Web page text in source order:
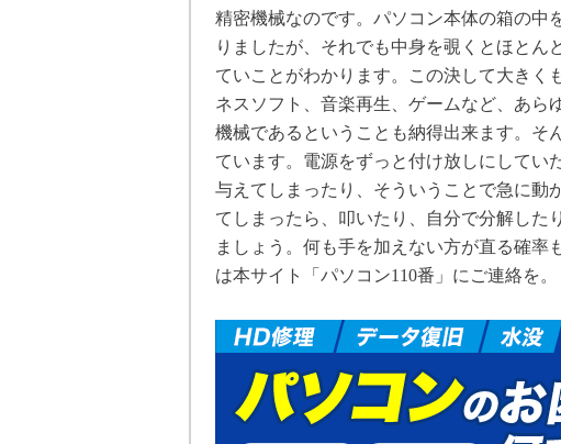
精密機械なのです。パソコン本体の箱の中
りましたが、それでも中身を覗くとほと
ていことがわかります。この決して大きく
ネスソフト、音楽再生、ゲームなど、あら
機械であるということも納得出来ます。そ
ています。電源をずっと付け放しにしてい
与えてしまったり、そういうことで急に動
てしまったら、叩いたり、自分で分解した
ましょう。何も手を加えない方が直る確
は本サイト「パソコン110番」にご連絡を。